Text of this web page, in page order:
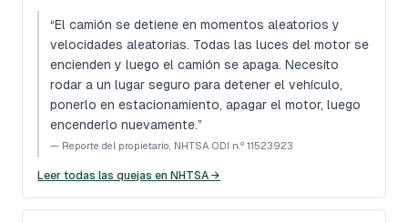
“El camión se detiene en momentos aleatorios y
velocidades aleatorias. Todas las luces del motor se
encienden y luego el camión se apaga. Necesito
rodar a un lugar seguro para detener el vehículo,
ponerlo en estacionamiento, apagar el motor, luego
encenderlo nuevamente.”
— Reporte del propietario, NHTSA ODI n.º 11523923
Leer todas las quejas en NHTSA →